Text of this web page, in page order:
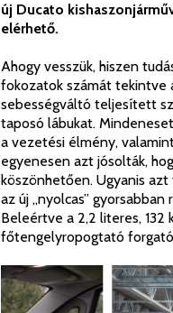
új Ducato
elérhető.
Ahogy vesszük, hiszen
fokozatok számát tekintve
sebességváltó teljesített
taposó lábukat.
a vezetési élmény,
egyenesen azt jósolták,
köszönhetően. Ugyanis
az új „nyolcas”
Beleértve a 2,2 literes,
főtengelyropogtató